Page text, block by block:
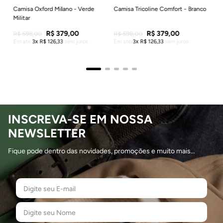
Camisa Oxford Milano - Verde
Militar
R$ 598,00 R$379,00
Em até 3 R$ 126,33sem juros
Camisa Tricoline Comfort - Branco
R$ 598,00 R$ 379,00
Em até 3 R$ 126,33 sem juros
INSCREVA-SE EM NOSSA
NEWSLETTER
Fique pode dentro das novidades, promoções e muito mais...